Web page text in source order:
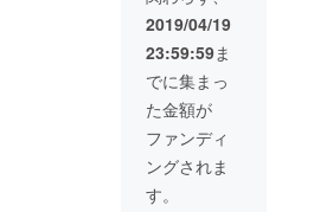
■A席
6,000円
■Ｂ席
4,000円
※入場時
にドリ
ンク代
として
別途500
円必要
い！) チ
ご購入
は、 発
売所 ​・
e+
（イー
プラス)
（パソ
入は、
発売所 ​
・e+
（イー
プラ
ス）​
（パソ
コン＆
携帯か
する権
利 ・ゴ
ング席
からEX
マッチ
を観戦
・オ
フィ
シャル
2019/04/19
23:59:59ま
でに集まっ
た金額が
ファンディ
ングされま
す。